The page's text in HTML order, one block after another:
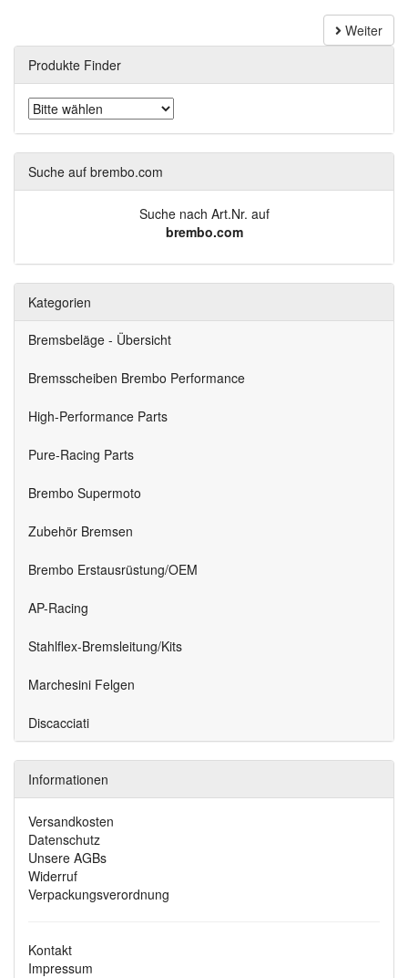
Weiter
Produkte Finder
Suche auf brembo.com
Suche nach Art.Nr. auf
brembo.com
Kategorien
Bremsbeläge - Übersicht
Bremsscheiben Brembo Performance
High-Performance Parts
Pure-Racing Parts
Brembo Supermoto
Zubehör Bremsen
Brembo Erstausrüstung/OEM
AP-Racing
Stahlflex-Bremsleitung/Kits
Marchesini Felgen
Discacciati
Informationen
Versandkosten
Datenschutz
Unsere AGBs
Widerruf
Verpackungsverordnung
Kontakt
Impressum